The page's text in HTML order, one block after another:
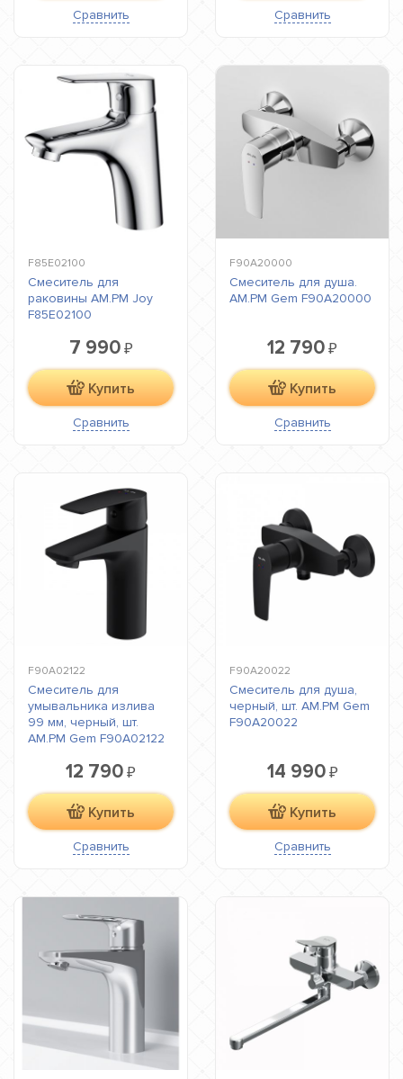
Сравнить Сравнить
F85E02100
Смеситель для
раковины AM.PM Joy
F85E02100
7 990₽
Купить
Сравнить
F90A20000
Смеситель для душа.
AM.PM Gem F90A20000
12 790 ₽
Купить
Сравнить
F90A02122
Смеситель для
умывальника излива
99 мм, черный, шт.
AM.PM Gem F90A02122
12 790 ₽
Купить
Сравнить
F90A20022
Смеситель для душа,
черный, шт. AM.PM Gem
F90A20022
14 990₽
Купить
Сравнить